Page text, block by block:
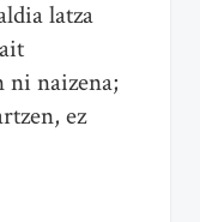
latza
ni naizena;
ez